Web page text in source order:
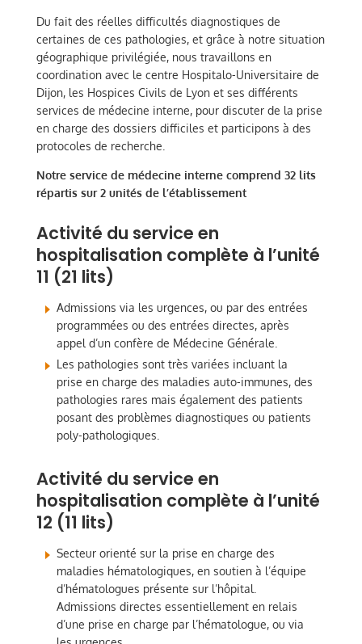
Du fait des réelles difficultés diagnostiques de
certaines de ces pathologies, et grâce à notre situation
géographique privilégiée, nous travaillons en
coordination avec le centre Hospitalo-Universitaire de
Dijon, les Hospices Civils de Lyon et ses différents
services de médecine interne, pour discuter de la prise
en charge des dossiers difficiles et participons à des
protocoles de recherche.
Notre service de médecine interne comprend 32 lits
répartis sur 2 unités de l’établissement
Activité du service en
hospitalisation complète à l’unité
11 (21 lits)
Admissions via les urgences, ou par des entrées
programmées ou des entrées directes, après
appel d’un confère de Médecine Générale.
Les pathologies sont très variées incluant la
prise en charge des maladies auto-immunes, des
pathologies rares mais également des patients
posant des problèmes diagnostiques ou patients
poly-pathologiques.
Activité du service en
hospitalisation complète à l’unité
12 (11 lits)
Secteur orienté sur la prise en charge des
maladies hématologiques, en soutien à l’équipe
d’hématologues présente sur l’hôpital.
Admissions directes essentiellement en relais
d’une prise en charge par l’hématologue, ou via